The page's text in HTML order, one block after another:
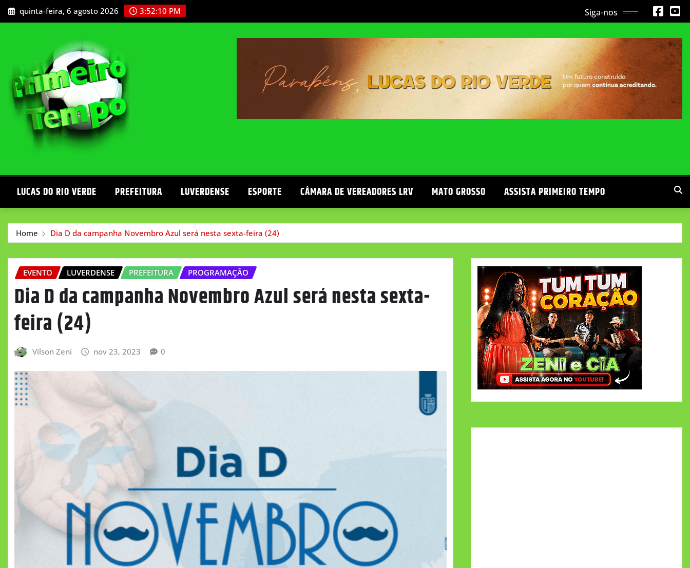
Skip
to
quinta-feira, 6 agosto 2026 3:52:12 PM Siga-nos
LUCAS DO RIO VERDE PREFEITURA LUVERDENSE ESPORTE CÂMARA DE VEREADORES LRV MATO GROSSO ASSISTA PRIMEIRO TEMPO
Home Dia D da campanha Novembro Azul será nesta sexta-feira (24)
EVENTO LUVERDENSE PREFEITURA PROGRAMAÇÃO
Dia D da campanha Novembro Azul será nesta sexta-
feira (24)
Vilson Zeni nov 23, 2023 0